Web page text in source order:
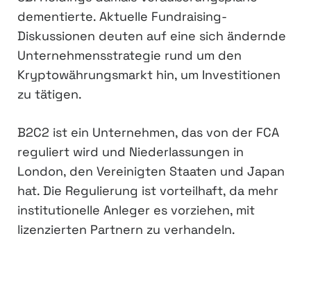
dementierte. Aktuelle Fundraising-
Diskussionen deuten auf eine sich ändernde
Unternehmensstrategie rund um den
Kryptowährungsmarkt hin, um Investitionen
zu tätigen.
B2C2 ist ein Unternehmen, das von der FCA
reguliert wird und Niederlassungen in
London, den Vereinigten Staaten und Japan
hat. Die Regulierung ist vorteilhaft, da mehr
institutionelle Anleger es vorziehen, mit
lizenzierten Partnern zu verhandeln.